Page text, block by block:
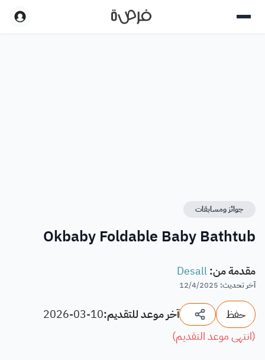
جوائز ومسابقات
Okbaby Foldable Baby Bathtub
مقدمة من:
Desall
آخر تحديث:
12/4/2025
حفظ آخر موعد للتقديم:2026-03-10
(انتهى موعد التقديم)